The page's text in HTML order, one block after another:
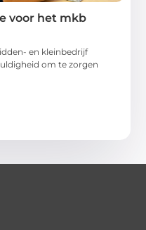
voor het mkb
en kleinbedrijf
om te zorgen